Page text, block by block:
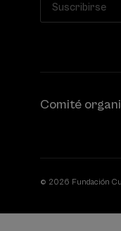
Suscribirse
Comité
© 2026 Fundación